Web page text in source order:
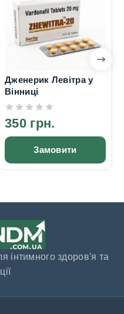
Дженерик Левітра у
Вінниці
350 грн.
Замовити
інтимного здоров'я та